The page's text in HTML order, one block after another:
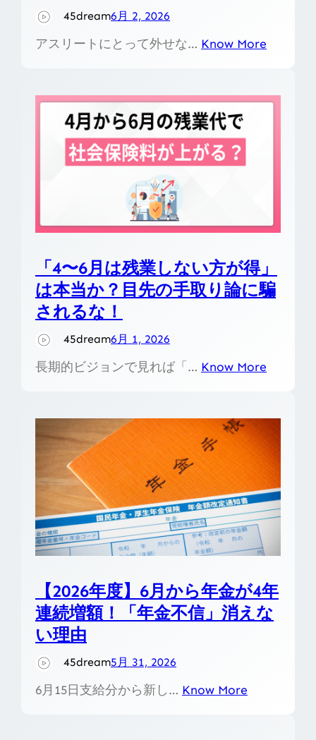
45dream6月 2, 2026
アスリートにとって外せな… Know More
「4〜6月は残業しない方が得」
は本当か？目先の手取り論に騙
されるな！
45dream6月 1, 2026
長期的ビジョンで見れば「… Know More
【2026年度】6月から年金が4年
連続増額！「年金不信」消えな
い理由
45dream5月 31, 2026
6月15日支給分から新し… Know More